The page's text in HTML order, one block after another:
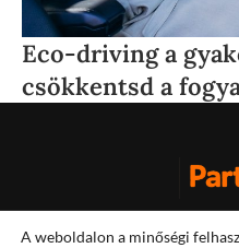
Eco-driving a
csökkentsd a
A weboldalon a minőségi